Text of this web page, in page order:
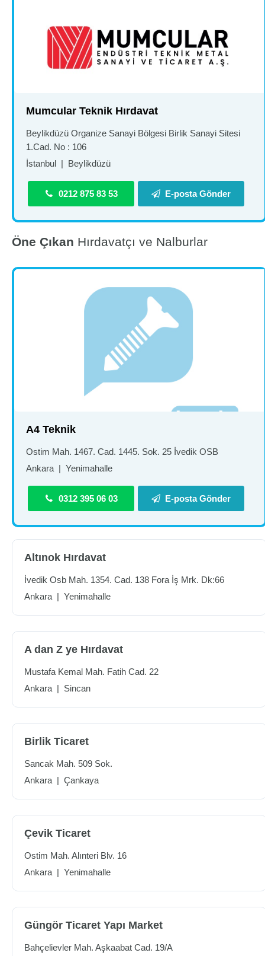
Mumcular Teknik Hırdavat
Beylikdüzü Organize Sanayi Bölgesi Birlik Sanayi Sitesi
1.Cad. No : 106
İstanbul | Beylikdüzü
0212 875 83 53 E-posta Gönder
Öne Çıkan Hırdavatçı ve Nalburlar
A4 Teknik
Ostim Mah. 1467. Cad. 1445. Sok. 25 İvedik OSB
Ankara | Yenimahalle
0312 395 06 03 E-posta Gönder
Altınok Hırdavat
İvedik Osb Mah. 1354. Cad. 138 Fora İş Mrk. Dk:66
Ankara | Yenimahalle
A dan Z ye Hırdavat
Mustafa Kemal Mah. Fatih Cad. 22
Ankara | Sincan
Birlik Ticaret
Sancak Mah. 509 Sok.
Ankara | Çankaya
Çevik Ticaret
Ostim Mah. Alınteri Blv. 16
Ankara | Yenimahalle
Güngör Ticaret Yapı Market
Bahçelievler Mah. Aşkaabat Cad. 19/A